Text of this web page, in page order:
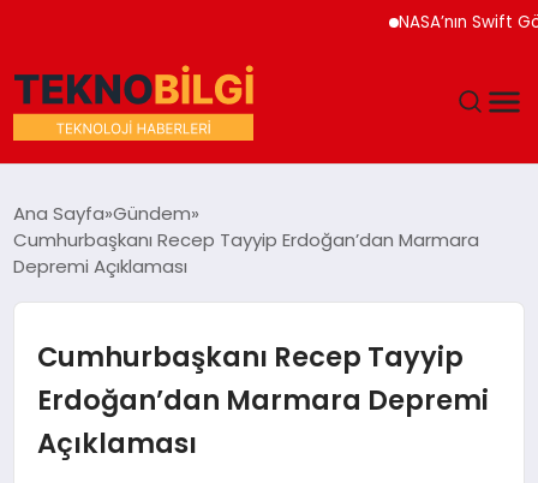
NASA’nın Swift
DÜNYA
MAGAZIN
Ana Sayfa Gündem
Cumhurbaşkanı Recep Tayyip Erdoğan’dan Marmara
Depremi Açıklaması
Cumhurbaşkanı Recep Tayyip
Erdoğan’dan Marmara Depremi
Açıklaması